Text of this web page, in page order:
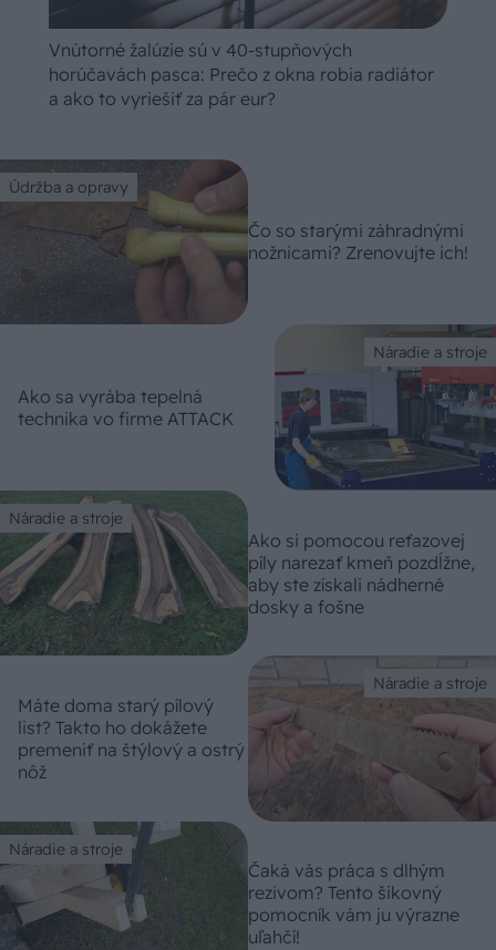
Vnútorné žalúzie sú v 40-stupňových
horúčavách pasca: Prečo z okna robia radiátor
a ako to vyriešiť za pár eur?
Údržba a opravy
Čo so starými záhradnými
nožnicami? Zrenovujte ich!
Náradie a stroje
Ako sa vyrába tepelná
technika vo firme ATTACK
Náradie a stroje
Ako si pomocou reťazovej
píly narezať kmeň pozdĺžne,
aby ste získali nádherné
dosky a fošne
Náradie a stroje
Máte doma starý pílový
list? Takto ho dokážete
premeniť na štýlový a ostrý
nôž
Náradie a stroje
Čaká vás práca s dlhým
rezivom? Tento šikovný
pomocník vám ju výrazne
uľahčí!